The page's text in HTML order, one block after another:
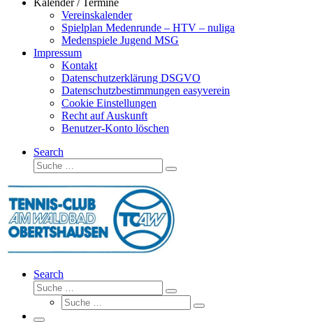
Kalender / Termine
Vereinskalender
Spielplan Medenrunde – HTV – nuliga
Medenspiele Jugend MSG
Impressum
Kontakt
Datenschutzerklärung DSGVO
Datenschutzbestimmungen easyverein
Cookie Einstellungen
Recht auf Auskunft
Benutzer-Konto löschen
Search
Suche
Suche
Search
Suche
Suche
Suche
Suche
Menü